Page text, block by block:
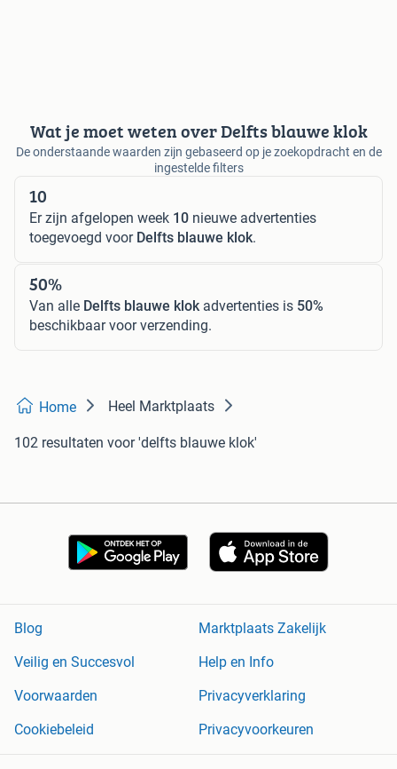
Wat je moet weten over Delfts blauwe klok
De onderstaande waarden zijn gebaseerd op je zoekopdracht en de
ingestelde filters
10
Er zijn afgelopen week 10 nieuwe advertenties
toegevoegd voor Delfts blauwe klok.
50%
Van alle Delfts blauwe klokadvertenties is 50%
beschikbaar voor verzending.
Home Heel Marktplaats
102 resultaten voor 'delfts blauwe klok'
Blog
Marktplaats Zakelijk
Veilig en Succesvol
Help en Info
Voorwaarden
Privacyverklaring
Cookiebeleid
Privacyvoorkeuren